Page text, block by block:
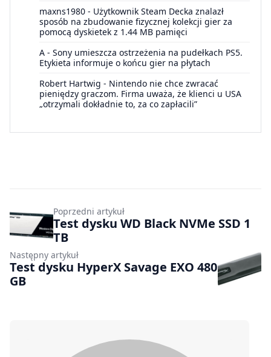
maxns1980 - Użytkownik Steam Decka znalazł
sposób na zbudowanie fizycznej kolekcji gier za
pomocą dyskietek z 1.44 MB pamięci
A - Sony umieszcza ostrzeżenia na pudełkach PS5.
Etykieta informuje o końcu gier na płytach
Robert Hartwig - Nintendo nie chce zwracać
pieniędzy graczom. Firma uważa, że klienci u USA
„otrzymali dokładnie to, za co zapłacili”
Poprzedni artykuł
Test dysku WD Black NVMe SSD 1
TB
Następny artykuł
Test dysku HyperX Savage EXO 480
GB